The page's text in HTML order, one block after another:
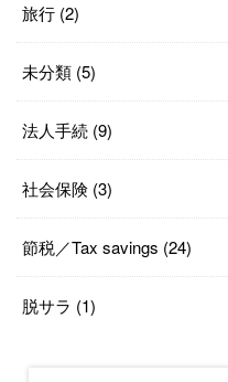
旅行 (2)
未分類 (5)
法人手続 (9)
社会保険 (3)
節税／Tax savings (24)
脱サラ (1)